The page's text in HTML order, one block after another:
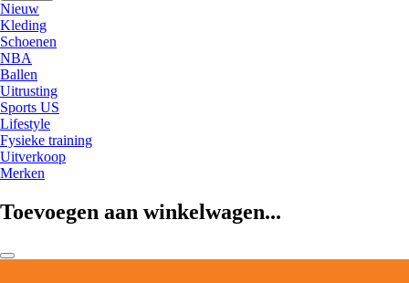
Nieuw
Kleding
Schoenen
NBA
Ballen
Uitrusting
Sports US
Lifestyle
Fysieke training
Uitverkoop
Merken
Toevoegen aan winkelwagen...